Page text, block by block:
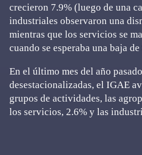
crecieron 7.9% (luego de una
industriales observaron una
mientras que los servicios se
cuando se esperaba una baja de
En el último mes del año
desestacionalizadas, el IGAE
grupos de actividades, las
los servicios, 2.6% y las